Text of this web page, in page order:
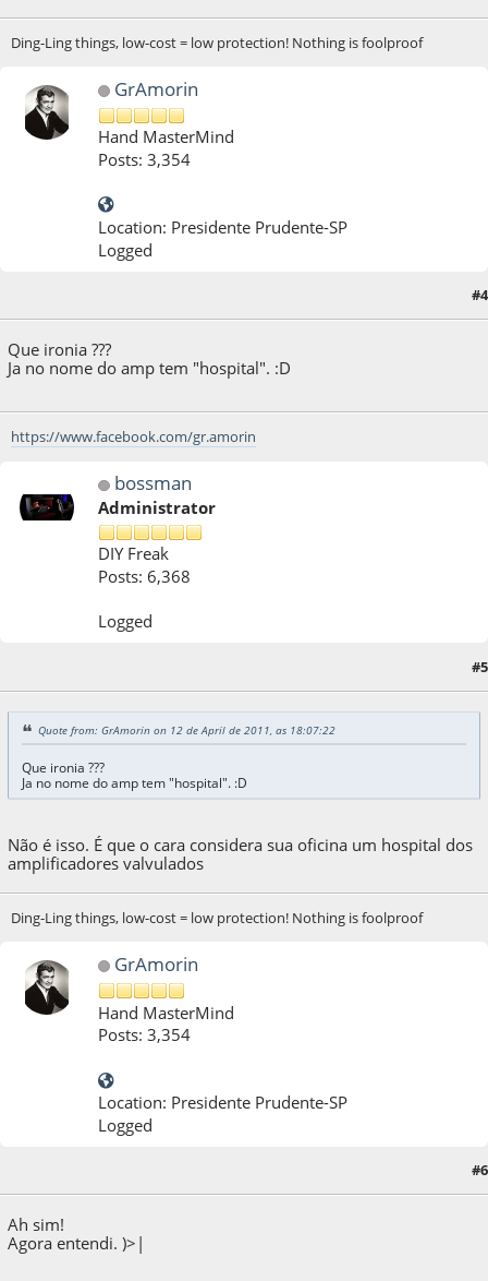
Ding-Ling things, low-cost = low protection! Nothing is foolproof
GrAmorin
Hand MasterMind
Posts: 3,354
Location: Presidente Prudente-SP
Logged
#4
Que ironia ???
Ja no nome do amp tem "hospital". :D
https://www.facebook.com/gr.amorin
bossman
Administrator
DIY Freak
Posts: 6,368
Logged
#5
Quote from: GrAmorin on 12 de April de 2011, as 18:07:22
Que ironia ???
Ja no nome do amp tem "hospital". :D
Não é isso. É que o cara considera sua oficina um hospital dos
amplificadores valvulados
Ding-Ling things, low-cost = low protection! Nothing is foolproof
GrAmorin
Hand MasterMind
Posts: 3,354
Location: Presidente Prudente-SP
Logged
#6
Ah sim!
Agora entendi. )>|